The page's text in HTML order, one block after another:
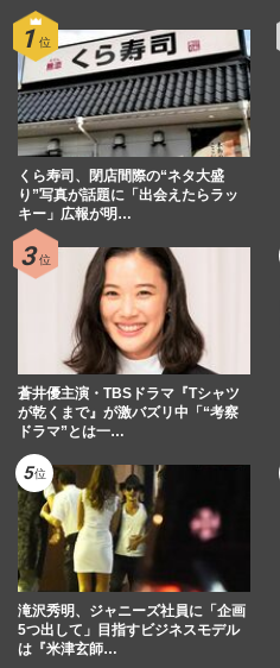
くら寿司、閉店間際の“ネタ大盛
り”写真が話題に「出会えたらラッ
キー」広報が明…
蒼井優主演・TBSドラマ『Tシャツ
が乾くまで』が激バズリ中「“考察
ドラマ”とは一…
滝沢秀明、ジャニーズ社員に「企画
5つ出して」目指すビジネスモデル
は『米津玄師…